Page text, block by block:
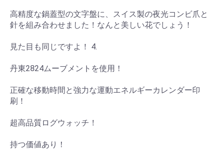
高精度な鍋蓋型の文字盤に、スイス製の夜光コンビ爪と
針を組み合わせました！なんと美しい花でしょう！
見た目も同じですよ！ 4.
丹東2824ムーブメントを使用！
正確な移動時間と強力な運動エネルギーカレンダー印
刷！
超高品質ログウォッチ！
持つ価値あり！